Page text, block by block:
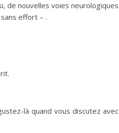
de nouvelles voies neurologiques
effort – .
là quand vous discutez avec